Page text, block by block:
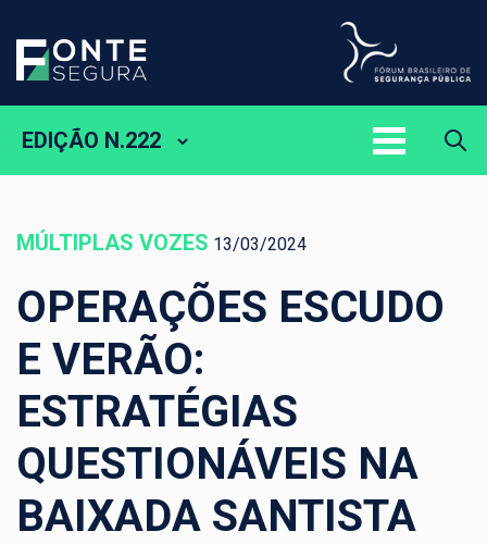
EDIÇÃO N.222
MÚLTIPLAS VOZES 13/03/2024
OPERAÇÕES ESCUDO
E VERÃO:
ESTRATÉGIAS
QUESTIONÁVEIS NA
BAIXADA SANTISTA